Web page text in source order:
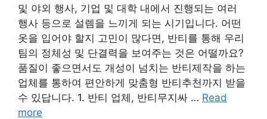
및 야외 행사, 기업 및 대학 내에서 진행되는 여러
행사 등으로 설렘을 느끼게 되는 시기입니다. 어떤
옷을 입어야 할지 고민이 많다면, 반티를 통해 우리
팀의 정체성 및 단결력을 보여주는 것은 어떨까요?
품질이 좋으면서도 개성이 넘치는 반티제작을 하는
업체를 통하여 편안하게 맞춤형 반티추천까지 받을
수 있답니다. 1. 반티 업체, 반티무지싸 … Read
more